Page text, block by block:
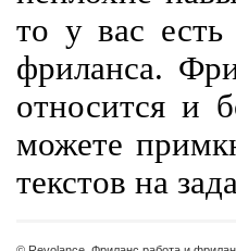
то у вас
фриланса.
относится и
можете
текстов на